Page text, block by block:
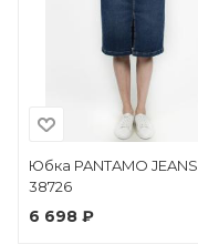
Юбка PANTAMO JEANS
38726
6 698 ₽